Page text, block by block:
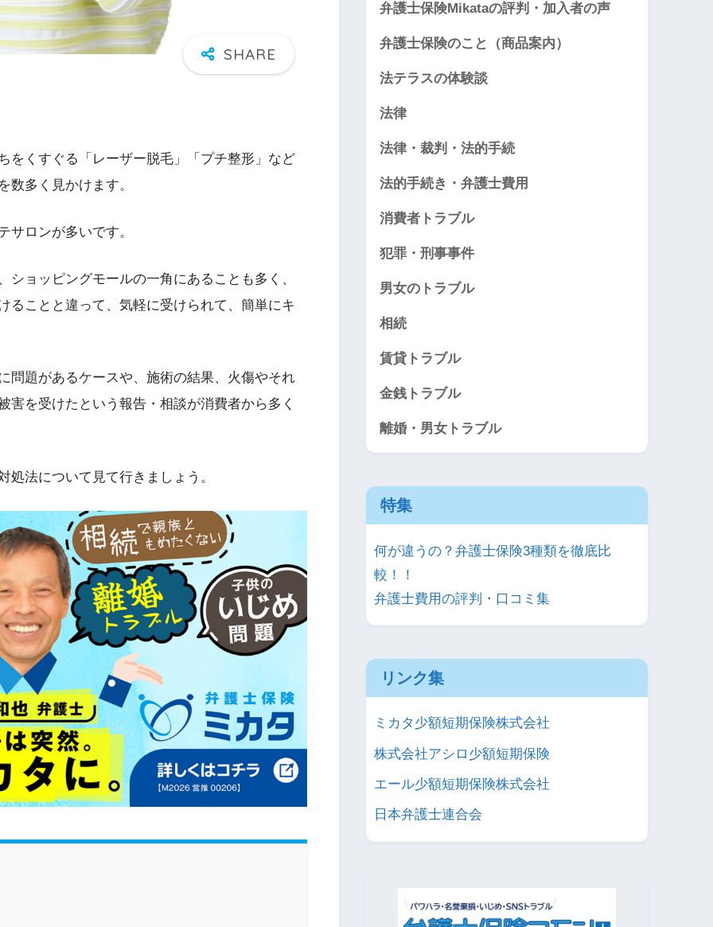
をくすぐる「レーザー脱毛」「プチ整形」など
数多く見かけます。
サロンが多いです。
ョッピングモールの一角にあることも多く、
ることと違って、気軽に受けられて、簡単にキ
問題があるケースや、施術の結果、火傷やそれ
を受けたという報告・相談が消費者から多く
法について見て行きましょう。
弁護士保険Mikataの評判・加入者の声
弁護士保険のこと（商品案内）
法テラスの体験談
法律
法律・裁判・法的手続
法的手続き・弁護士費用
消費者トラブル
犯罪・刑事事件
男女のトラブル
相続
賃貸トラブル
金銭トラブル
離婚・男女トラブル
特集
何が違うの？弁護士保険3種類を徹底比
較！！
弁護士費用の評判・口コミ集
リンク集
ミカタ少額短期保険株式会社
株式会社アシロ少額短期保険
エール少額短期保険株式会社
日本弁護士連合会